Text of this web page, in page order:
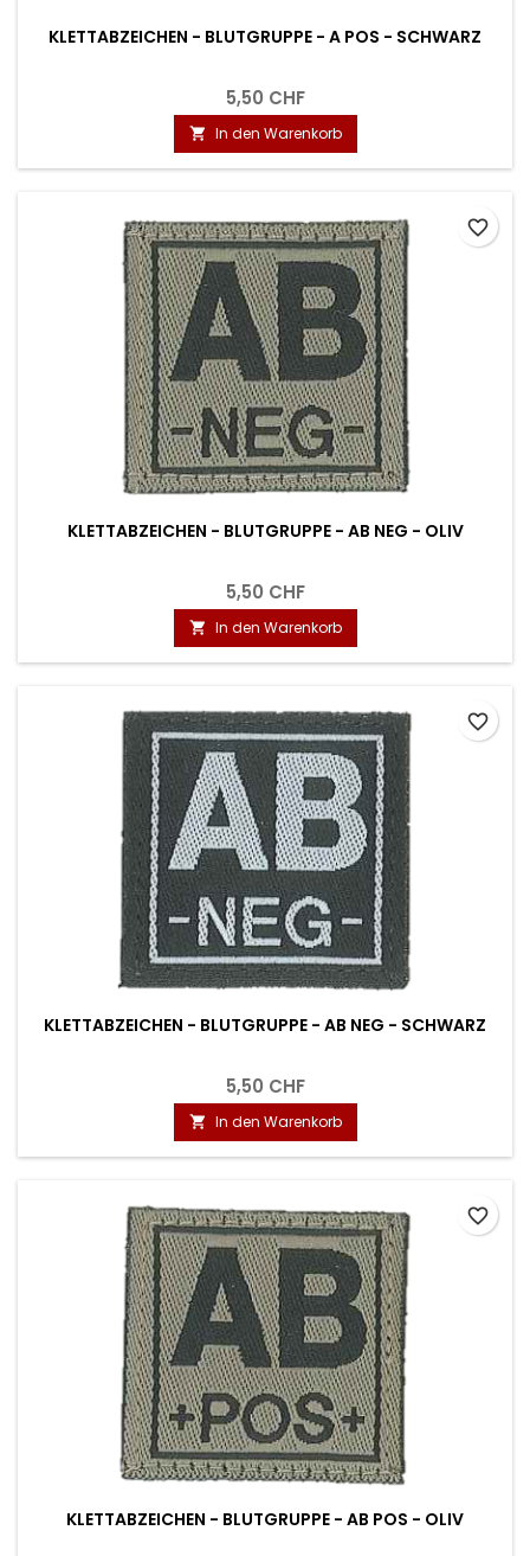
KLETTABZEICHEN - BLUTGRUPPE - A POS - SCHWARZ
5,50 CHF
 In den Warenkorb
KLETTABZEICHEN - BLUTGRUPPE - AB NEG - OLIV
5,50 CHF
 In den Warenkorb
favorite_border
KLETTABZEICHEN - BLUTGRUPPE - AB NEG - SCHWARZ
5,50 CHF
 In den Warenkorb
favorite_border
KLETTABZEICHEN - BLUTGRUPPE - AB POS - OLIV
favorite_border